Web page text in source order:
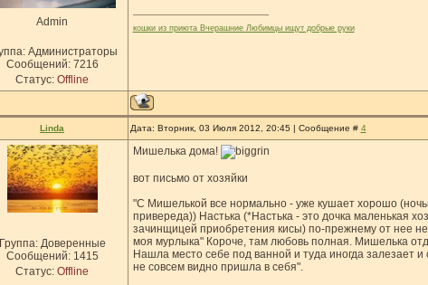
Admin
Администраторы
Сообщений: 7216
Статус: Offline
кошки из приюта Вчерашние Любимцы ищут добрые руки
Linda Дата: Вторник, 03 Июля 2012, 20:45 | Сообщение # 4
Доверенные
Сообщений: 1415
Статус: Offline
Мишелька дома!
вот письмо от хозяйки
"С Мишелькой все нормально - уже кушает хорошо
привереда)) Настька (*Настька - это дочка маленькая
зачинщицей приобретения кисы) по-прежнему от нее
моя мурлыка" Короче, там любовь полная. Мишелька
Нашла место себе под ванной и туда иногда залезает
не совсем видно пришла в себя".